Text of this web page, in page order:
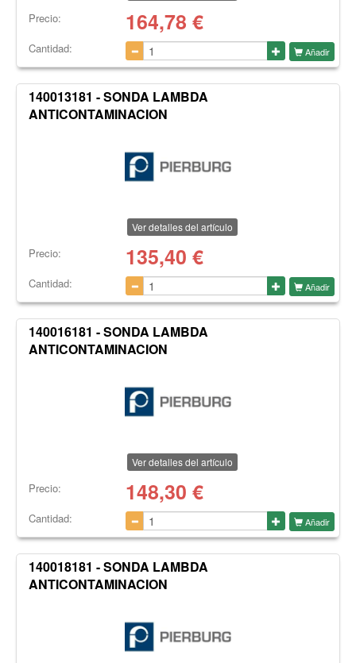
Precio: 164,78 €
Cantidad: Añadir
140013181 - SONDA LAMBDA
ANTICONTAMINACION
Ver detalles del artículo
Precio: 135,40 €
Cantidad: Añadir
140016181 - SONDA LAMBDA
ANTICONTAMINACION
Ver detalles del artículo
Precio: 148,30 €
Cantidad: Añadir
140018181 - SONDA LAMBDA
ANTICONTAMINACION